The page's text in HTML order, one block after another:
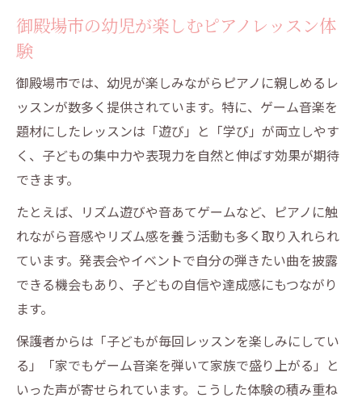
御殿場市の幼児が楽しむピアノレッスン体
験
御殿場市では、幼児が楽しみながらピアノに親しめるレ
ッスンが数多く提供されています。特に、ゲーム音楽を
題材にしたレッスンは「遊び」と「学び」が両立しやす
く、子どもの集中力や表現力を自然と伸ばす効果が期待
できます。
たとえば、リズム遊びや音あてゲームなど、ピアノに触
れながら音感やリズム感を養う活動も多く取り入れられ
ています。発表会やイベントで自分の弾きたい曲を披露
できる機会もあり、子どもの自信や達成感にもつながり
ます。
保護者からは「子どもが毎回レッスンを楽しみにしてい
る」「家でもゲーム音楽を弾いて家族で盛り上がる」と
いった声が寄せられています。こうした体験の積み重ね